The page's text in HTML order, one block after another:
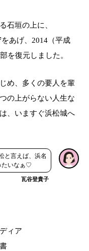
石垣の上に、
あげ、2014（平成
を復元しました。
め、多くの要人を輩
の上がらない人生な
、いますぐ浜松城へ
と言えば、浜名
たいなぁ♡
瓦谷登貴子
ィア